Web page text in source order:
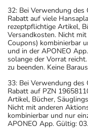
32: Bei Verwendung
Rabatt auf viele
rezeptpflichtige Artikel,
Versandkosten. Nicht
Coupons) kombinierbar
und in der APONEO
solange der Vorrat
zu beenden. Keine
33: Bei Verwendung des
Rabatt auf PZN
Artikel, Bücher,
Nicht mit anderen
kombinierbar und nur
APONEO App. Gültig: